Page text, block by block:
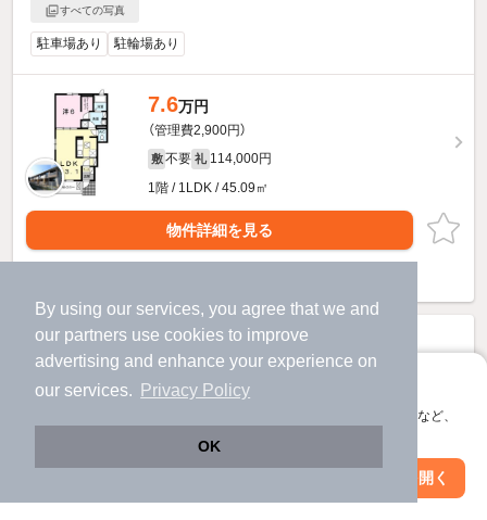
By using our services, you agree that we and
our partners use cookies to improve
advertising and enhance your experience on
our services.
Privacy Policy
OK
アプリに切り替えて、サクサクお部屋探し
会員登録なしですぐ使える。マップ検索やお気に入り保存など、
アプリを開く
すべての写真
駐車場あり 駐輪場あり
7.6万円
（管理費2,900円）
敷 不要 礼 114,000円
1階 / 1LDK / 45.09㎡
物件詳細を見る
絞り込み条件を変更